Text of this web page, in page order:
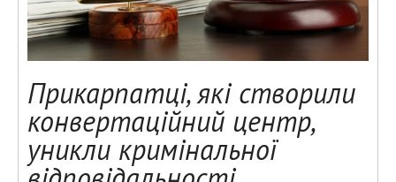
Прикарпатці, які створили
конвертаційний центр,
уникли кримінальної